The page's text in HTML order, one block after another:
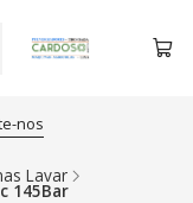
nos
Lavar
145Bar